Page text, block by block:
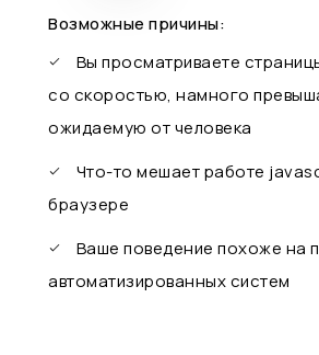
Возможные причины:
Вы просматриваете
со скоростью, намного
ожидаемую от человека
Что-то мешает работе
браузере
Ваше поведение похоже на
автоматизированных систем